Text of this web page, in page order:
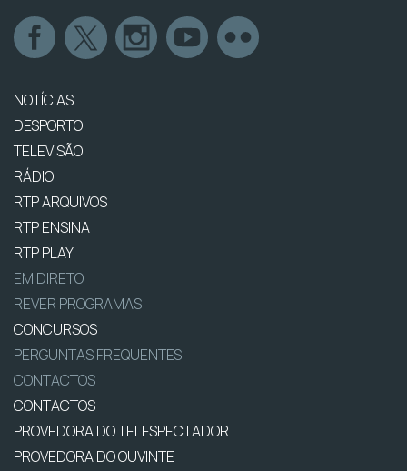
NOTÍCIAS
DESPORTO
TELEVISÃO
RÁDIO
RTP ARQUIVOS
RTP ENSINA
RTP PLAY
EM DIRETO
REVER PROGRAMAS
CONCURSOS
PERGUNTAS FREQUENTES
CONTACTOS
CONTACTOS
PROVEDORA DO TELESPECTADOR
PROVEDORA DO OUVINTE